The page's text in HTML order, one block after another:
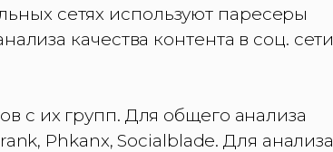
сетях используют паресеры
качества контента в соц. сети
с их групп. Для общего анализа
Phkanx, Socialblade. Для анализа